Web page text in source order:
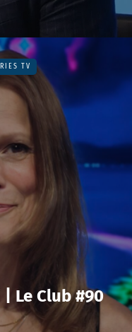
TV
Le Club #90